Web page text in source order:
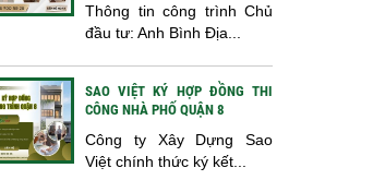
Thông tin công trình Chủ
đầu tư: Anh Bình Địa...
SAO VIỆT KÝ HỢP ĐỒNG THI
CÔNG NHÀ PHỐ QUẬN 8
Công ty Xây Dựng Sao
Việt chính thức ký kết...